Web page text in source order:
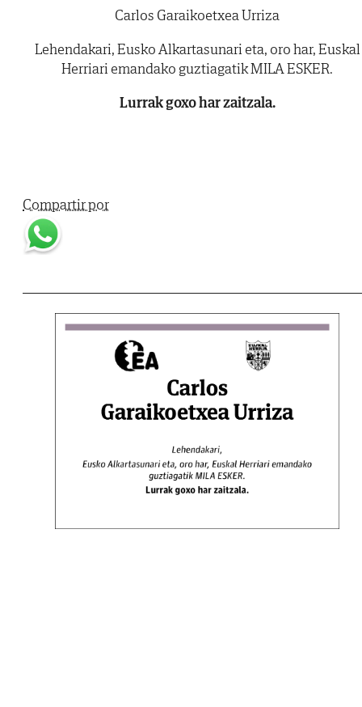
Carlos Garaikoetxea Urriza
Lehendakari, Eusko Alkartasunari eta, oro har, Euskal
Herriari emandako guztiagatik MILA ESKER.
Lurrak goxo har zaitzala.
Compartir por